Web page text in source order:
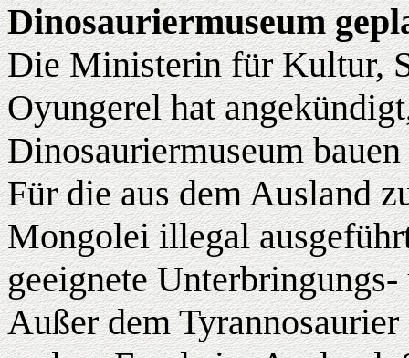
Dinosauriermuseum
Die Ministerin für Kultur,
Oyungerel hat
Dinosauriermuseum bauen
Für die aus dem Ausland
Mongolei illegal
geeignete
Außer dem